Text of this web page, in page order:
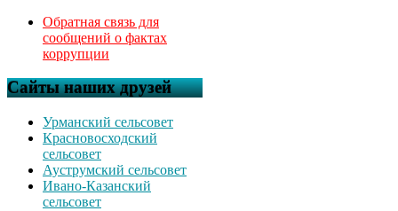
Обратная связь для
сообщений о фактах
коррупции
Сайты наших друзей
Урманский сельсовет
Красновосходский
сельсовет
Ауструмский сельсовет
Ивано-Казанский
сельсовет